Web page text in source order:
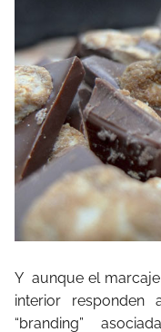
Y aunque el
interior
“branding”